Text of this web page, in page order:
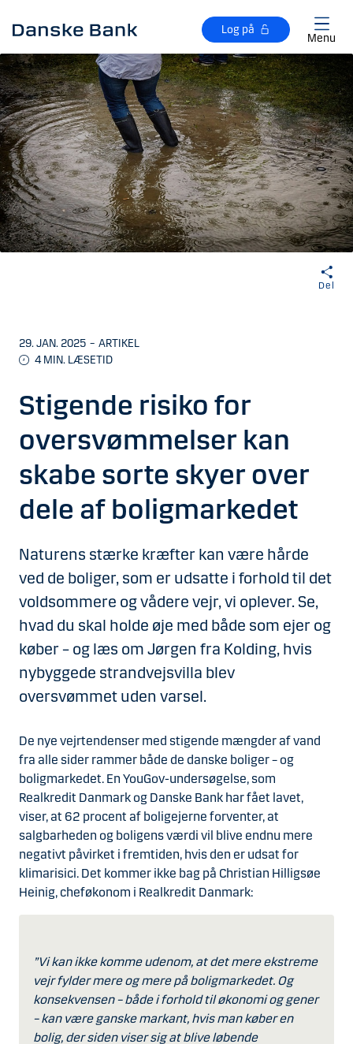
Log på
Menu
Del
29. JAN. 2025 – ARTIKEL
4MIN. LÆSETID
Stigende risiko for
oversvømmelser kan
skabe sorte skyer over
dele af boligmarkedet
Naturens stærke kræfter kan være hårde
ved de boliger, som er udsatte i forhold til det
voldsommere og vådere vejr, vi oplever. Se,
hvad du skal holde øje med både som ejer og
køber – og læs om Jørgen fra Kolding, hvis
nybyggede strandvejsvilla blev
oversvømmet uden varsel.
De nye vejrtendenser med stigende mængder af vand
fra alle sider rammer både de danske boliger – og
boligmarkedet. En YouGov-undersøgelse, som
Realkredit Danmark og Danske Bank har fået lavet,
viser, at 62 procent af boligejerne forventer, at
salgbarheden og boligens værdi vil blive endnu mere
negativt påvirket i fremtiden, hvis den er udsat for
klimarisici. Det kommer ikke bag på Christian Hilligsøe
Heinig, cheføkonom i Realkredit Danmark:
”Vi kan ikke komme udenom, at det mere ekstreme
vejr fylder mere og mere på boligmarkedet. Og
konsekvensen – både i forhold til økonomi og gener
– kan være ganske markant, hvis man køber en
bolig, der siden viser sig at blive løbende